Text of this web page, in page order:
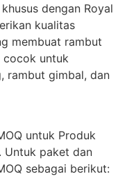
dengan Royal
kualitas
membuat rambut
cocok untuk
rambut gimbal, dan
untuk Produk
Untuk paket dan
sebagai berikut: